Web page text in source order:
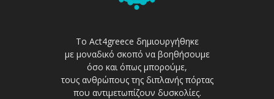
Το Act4greece δημιουργήθηκε
με μοναδικό σκοπό να βοηθήσουμε
όσο και όπως μπορούμε,
τους ανθρώπους της διπλανής πόρτας
που αντιμετωπίζουν δυσκολίες.